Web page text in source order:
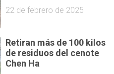
22 de febrero de 2025
Retiran más de 100 kilos
de residuos del cenote
Chen Ha